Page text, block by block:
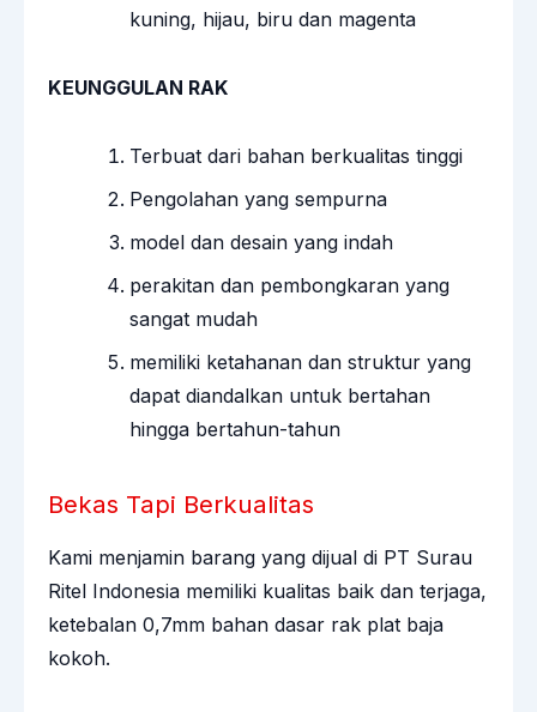
kuning, hijau, biru dan magenta
KEUNGGULAN RAK
Terbuat dari bahan berkualitas tinggi
Pengolahan yang sempurna
model dan desain yang indah
perakitan dan pembongkaran yang
sangat mudah
memiliki ketahanan dan struktur yang
dapat diandalkan untuk bertahan
hingga bertahun-tahun
Bekas Tapi Berkualitas
Kami menjamin barang yang dijual di PT Surau
Ritel Indonesia memiliki kualitas baik dan terjaga,
ketebalan 0,7mm bahan dasar rak plat baja
kokoh.